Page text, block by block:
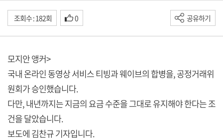
조회수 : 182회 0 공유하기
모지안 앵커>
국내 온라인 동영상 서비스 티빙과 웨이브의 합병을, 공정거래위
원회가 승인했습니다.
다만, 내년까지는 지금의 요금 수준을 그대로 유지해야 한다는 조
건을 달았습니다.
보도에 김찬규 기자입니다.